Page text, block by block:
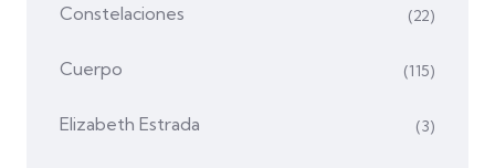
Constelaciones (22)
Cuerpo (115)
Elizabeth Estrada (3)